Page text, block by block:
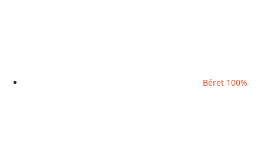
Béret 100%